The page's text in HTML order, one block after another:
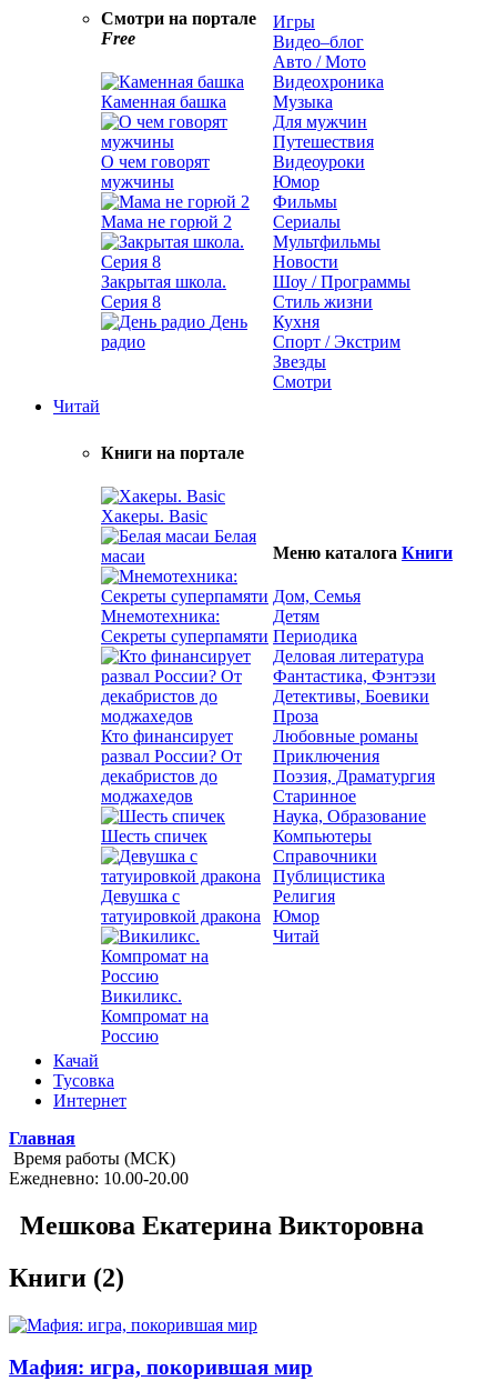
Смотри на портале
Free
Каменная башка
О чем говорят
мужчины
Мама не горюй 2
Закрытая школа.
Серия 8
День
радио
Игры
Видео–блог
Авто / Мото
Видеохроника
Музыка
Для мужчин
Путешествия
Видеоуроки
Юмор
Фильмы
Сериалы
Мультфильмы
Новости
Шоу / Программы
Стиль жизни
Кухня
Спорт / Экстрим
Звезды
Смотри
Читай
Книги на портале
Хакеры. Basic
Белая
масаи
Мнемотехника:
Секреты суперпамяти
Кто финансирует
развал России? От
декабристов до
моджахедов
Шесть спичек
Девушка с
татуировкой дракона
Викиликс.
Компромат на
Россию
Меню каталога Книги
Дом, Семья
Детям
Периодика
Деловая литература
Фантастика, Фэнтэзи
Детективы, Боевики
Проза
Любовные романы
Приключения
Поэзия, Драматургия
Старинное
Наука, Образование
Компьютеры
Справочники
Публицистика
Религия
Юмор
Читай
Качай
Тусовка
Интернет
Главная
Время работы (МСК)
Ежедневно: 10.00-20.00
Мешкова Екатерина Викторовна
Книги (2)
Мафия: игра, покорившая мир